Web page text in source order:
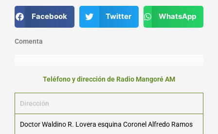
Facebook Twitter WhatsApp
Comenta
Teléfono y dirección de Radio Mangoré AM
Dirección
Doctor Waldino R. Lovera esquina Coronel Alfredo Ramos